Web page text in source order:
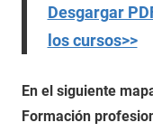
Desgargar
los cursos>>
En el siguiente
Formación